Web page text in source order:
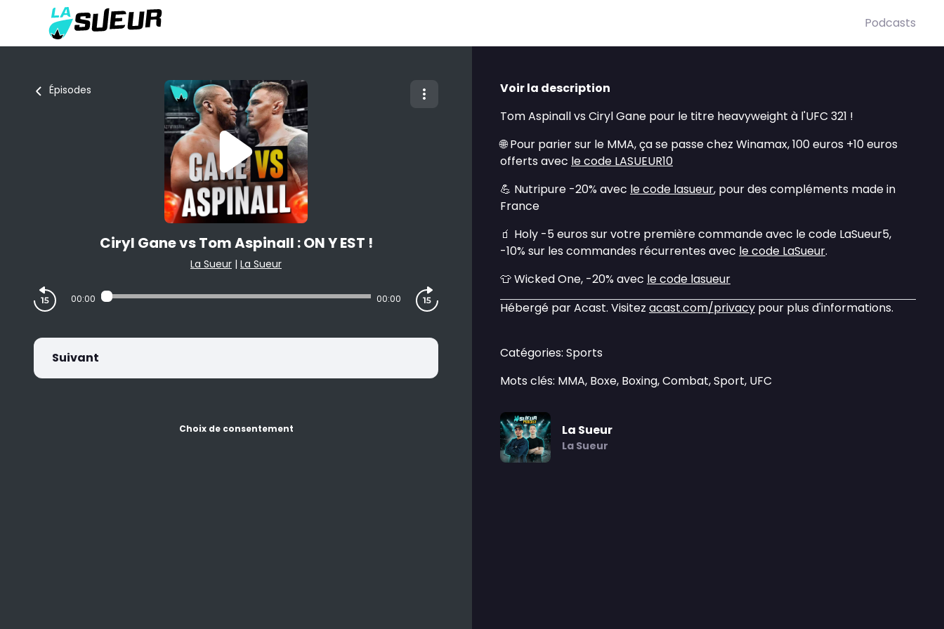
Podcasts
Épisodes
Ciryl Gane vs Tom Aspinall : ON Y EST !
La Sueur | La Sueur
00:00 00:00
Suivant
Choix de consentement
Voir la description
Tom Aspinall vs Ciryl Gane pour le titre heavyweight à l'UFC 321 !
🌐 Pour parier sur le MMA, ça se passe chez Winamax, 100 euros +10 euros
offerts avec le code LASUEUR10
💪 Nutripure -20% avec le code lasueur, pour des compléments made in
France
🧃 Holy -5 euros sur votre première commande avec le code LaSueur5,
-10% sur les commandes récurrentes avec le code LaSueur.
👕 Wicked One, -20% avec le code lasueur
Hébergé par Acast. Visitez acast.com/privacy pour plus d'informations.
Catégories: Sports
Mots clés: MMA, Boxe, Boxing, Combat, Sport, UFC
La Sueur
La Sueur